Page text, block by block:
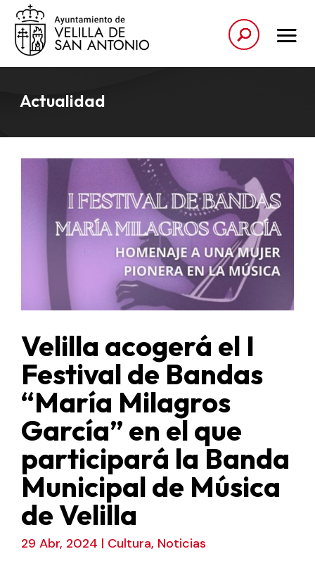
Actualidad
Velilla acogerá el I
Festival de Bandas
“María Milagros
García” en el que
participará la Banda
Municipal de Música
de Velilla
29 Abr, 2024 | Cultura, Noticias